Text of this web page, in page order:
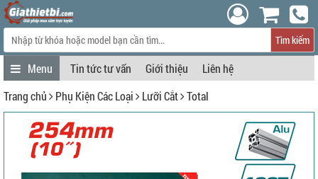
Tìm kiếm
Tin tức tư vấn Giới thiệu
Liên hệ
Trang chủ
Phụ Kiện Các Loại Lưỡi Cắt Total